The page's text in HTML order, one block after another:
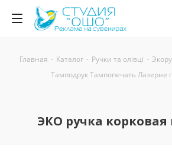
Главная - Каталог - Ручки та олівці -
Тамподрук Тампопечать Лазерне
ЭКО ручка корковая